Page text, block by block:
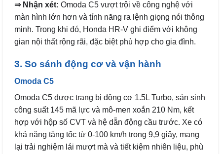
⇒ Nhận xét: Omoda C5 vượt trội về công nghệ với
màn hình lớn hơn và tính năng ra lệnh giọng nói thông
minh. Trong khi đó, Honda HR-V ghi điểm với không
gian nội thất rộng rãi, đặc biệt phù hợp cho gia đình.
3. So sánh động cơ và vận hành
Omoda C5
Omoda C5 được trang bị động cơ 1.5L Turbo, sản sinh
công suất 145 mã lực và mô-men xoắn 210 Nm, kết
hợp với hộp số CVT và hệ dẫn động cầu trước. Xe có
khả năng tăng tốc từ 0-100 km/h trong 9,9 giây, mang
lại trải nghiệm lái mượt mà và tiết kiệm nhiên liệu, phù